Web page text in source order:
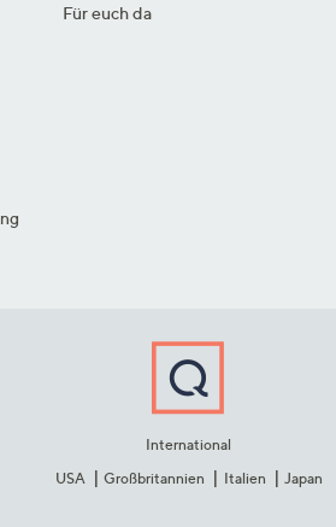
Für euch da
International
USA
Großbritannien Italien Japan